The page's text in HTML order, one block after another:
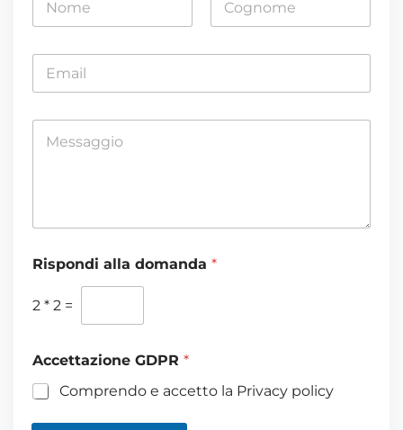
m
a
g
o
Rispondi alla domanda *
2 * 2 =
Accettazione GDPR *
Comprendo e accetto la Privacy policy